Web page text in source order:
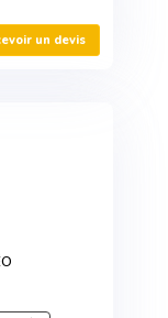
un devis